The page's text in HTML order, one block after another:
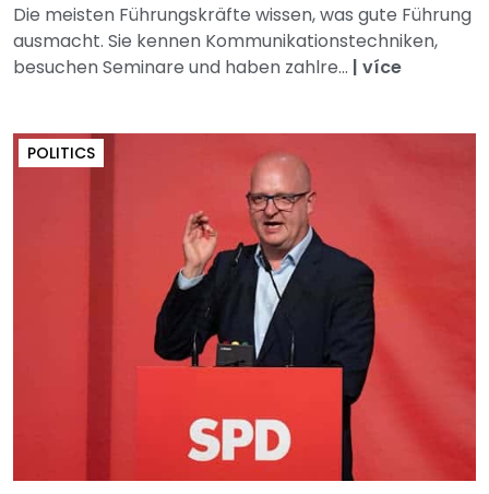
Die meisten Führungskräfte wissen, was gute Führung
ausmacht. Sie kennen Kommunikationstechniken,
besuchen Seminare und haben zahlre... | více
POLITICS